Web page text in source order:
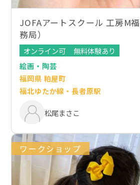
JOFAアートスクール 工房M
務局）
オンライン可
無料体験あり
絵画・陶芸
福岡県 粕屋町
福北ゆたか線・長者原駅
松尾まさこ
ワークショップ